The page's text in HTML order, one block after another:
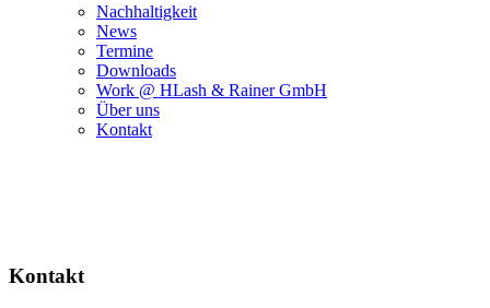
Nachhaltigkeit
News
Termine
Downloads
Work @ HLash & Rainer GmbH
Über uns
Kontakt
Kontakt